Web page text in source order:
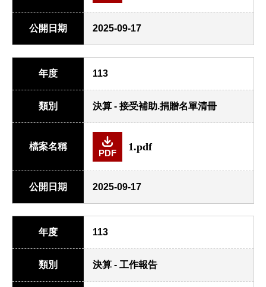
公開日期 2025-09-17
年度 113
類別 決算 - 接受補助.捐贈名單清冊
檔案名稱
PDF
1.pdf
公開日期 2025-09-17
年度 113
類別 決算 - 工作報告